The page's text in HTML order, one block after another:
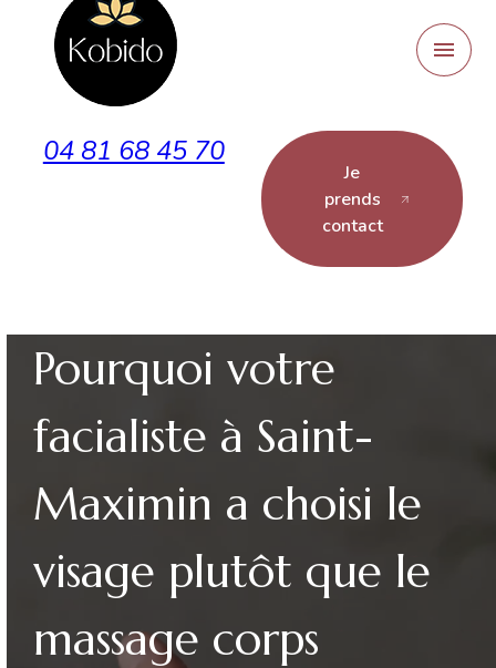
menu
04 81 68 45 70
Je
prends
contact
Pourquoi votre
facialiste à Saint-
Maximin a choisi le
visage plutôt que le
massage corps
Panneau de gestion des cookies